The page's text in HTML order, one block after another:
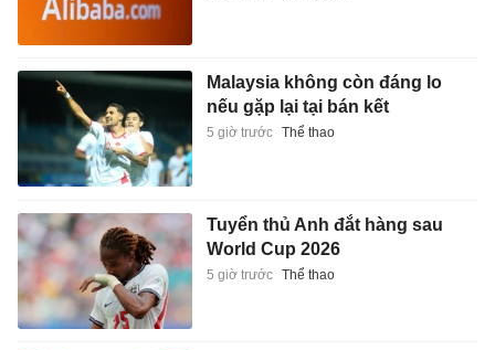
Malaysia không còn đáng lo
nếu gặp lại tại bán kết
5 giờ trước Thể thao
Tuyển thủ Anh đắt hàng sau
World Cup 2026
5 giờ trước Thể thao